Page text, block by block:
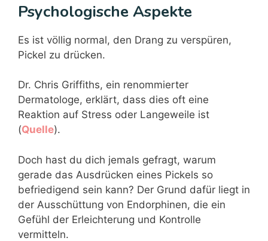
Psychologische Aspekte
Es ist völlig normal, den Drang zu verspüren,
Pickel zu drücken.
Dr. Chris Griffiths, ein renommierter
Dermatologe, erklärt, dass dies oft eine
Reaktion auf Stress oder Langeweile ist
(Quelle).
Doch hast du dich jemals gefragt, warum
gerade das Ausdrücken eines Pickels so
befriedigend sein kann? Der Grund dafür liegt in
der Ausschüttung von Endorphinen, die ein
Gefühl der Erleichterung und Kontrolle
vermitteln.